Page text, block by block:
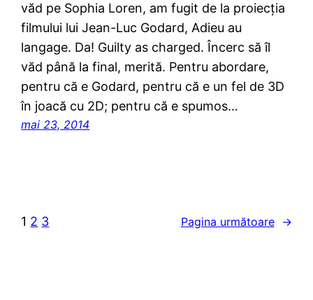
văd pe Sophia Loren, am fugit de la proiecția
filmului lui Jean-Luc Godard, Adieu au
langage. Da! Guilty as charged. Încerc să îl
văd până la final, merită. Pentru abordare,
pentru că e Godard, pentru că e un fel de 3D
în joacă cu 2D; pentru că e spumos…
mai 23, 2014
1 2 3 Pagina următoare →